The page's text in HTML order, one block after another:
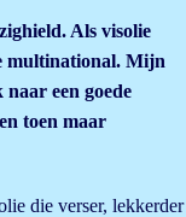
Als visolie
multinational. Mijn
een goede
toen maar
die verser, lekkerder